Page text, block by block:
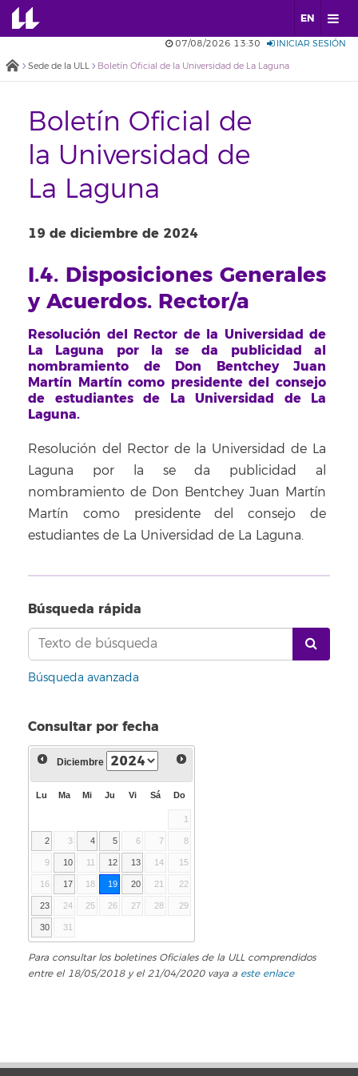
EN
07/08/2026 13:30 INICIAR SESIÓN
Sede de la ULL Boletín Oficial de la Universidad de La Laguna
Boletín Oficial de
la Universidad de
La Laguna
19 de diciembre de 2024
I.4. Disposiciones Generales
y Acuerdos. Rector/a
Resolución del Rector de la Universidad de
La Laguna por la se da publicidad al
nombramiento de Don Bentchey Juan
Martín Martín como presidente del consejo
de estudiantes de La Universidad de La
Laguna.
Resolución del Rector de la Universidad de La
Laguna por la se da publicidad al
nombramiento de Don Bentchey Juan Martín
Martín como presidente del consejo de
estudiantes de La Universidad de La Laguna.
Búsqueda rápida
Búsqueda avanzada
Consultar por fecha
Diciembre
Lu Ma Mi Ju Vi Sá Do
1
2 3 4 5 6 7 8
9 10 11 12 13 14 15
16 17 18 19 20 21 22
23 24 25 26 27 28 29
30 31
Para consultar los boletines Oficiales de la ULL comprendidos
entre el 18/05/2018 y el 21/04/2020 vaya a este enlace